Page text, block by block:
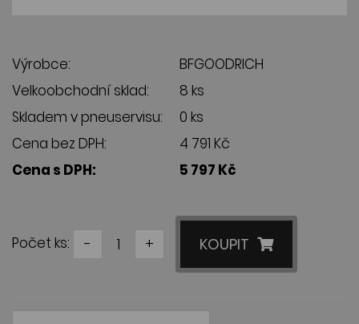
Výrobce:
BFGOODRICH
Velkoobchodní sklad:
8 ks
Skladem v pneuservisu:
0 ks
Cena bez DPH:
4 791 Kč
Cena s DPH:
5 797 Kč
Počet ks: - + KOUPIT